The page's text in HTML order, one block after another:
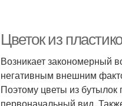
Цветок из
Возникает закономерный
негативным внешним
Поэтому цветы из бутылок